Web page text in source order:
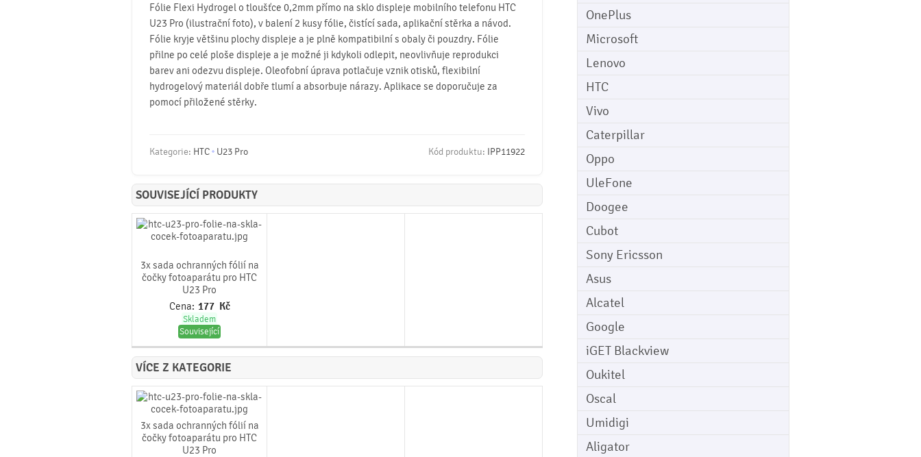
OnePlus
Microsoft
Lenovo
HTC
Vivo
Caterpillar
Oppo
UleFone
Doogee
Cubot
Sony Ericsson
Asus
Alcatel
Google
iGET Blackview
Oukitel
Oscal
Umidigi
Aligator
Fólie Flexi Hydrogel o tloušťce 0,2mm přímo na sklo displeje mobilního telefonu HTC
U23 Pro (ilustrační foto), v balení 2 kusy fólie, čistící sada, aplikační stěrka a návod.
Fólie kryje většinu plochy displeje a je plně kompatibilní s obaly či pouzdry. Fólie
přilne po celé ploše displeje a je možné ji kdykoli odlepit, neovlivňuje reprodukci
barev ani odezvu displeje. Oleofobní úprava potlačuje vznik otisků, flexibilní
hydrogelový materiál dobře tlumí a absorbuje nárazy. Aplikace se doporučuje za
pomocí přiložené stěrky.
Kategorie: HTC U23 Pro Kód produktu: IPP11922
SOUVISEJÍCÍ PRODUKTY
3x sada ochranných fólií na
čočky fotoaparátu pro HTC
U23 Pro
Cena: 177 Kč
Skladem
Související
VÍCE Z KATEGORIE
3x sada ochranných fólií na
čočky fotoaparátu pro HTC
U23 Pro